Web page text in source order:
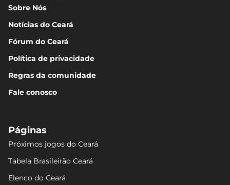
Sobre Nós
Notícias do Ceará
Fórum do Ceará
Política de privacidade
Regras da comunidade
Fale conosco
Páginas
Próximos jogos do Ceará
Tabela Brasileirão Ceará
Elenco do Ceará